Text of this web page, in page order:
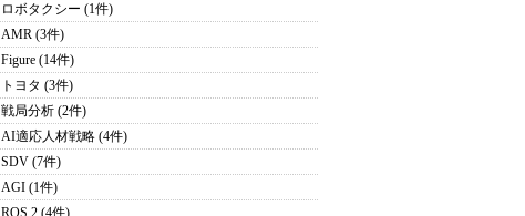
ロボタクシー (1件)
AMR (3件)
Figure (14件)
トヨタ (3件)
戦局分析 (2件)
AI適応人材戦略 (4件)
SDV (7件)
AGI (1件)
ROS 2 (4件)